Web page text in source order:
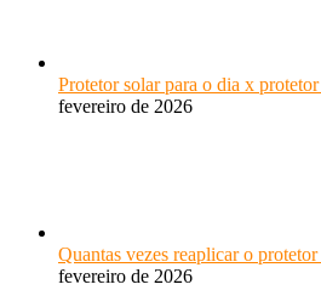
Protetor solar para o dia x
fevereiro de 2026
Quantas vezes reaplicar o
fevereiro de 2026